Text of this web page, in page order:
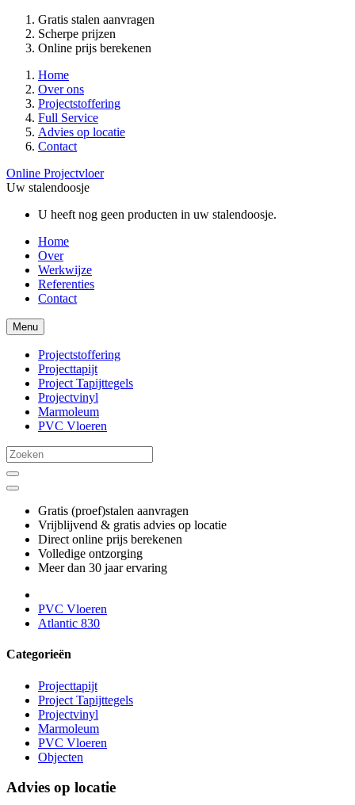
Gratis stalen aanvragen
Scherpe prijzen
Online prijs berekenen
Home
Over ons
Projectstoffering
Full Service
Advies op locatie
Contact
Online Projectvloer
Uw stalendoosje
U heeft nog geen producten in uw stalendoosje.
Home
Over
Werkwijze
Referenties
Contact
Menu
Projectstoffering
Projecttapijt
Project Tapijttegels
Projectvinyl
Marmoleum
PVC Vloeren
Gratis (proef)stalen aanvragen
Vrijblijvend & gratis advies op locatie
Direct online prijs berekenen
Volledige ontzorging
Meer dan 30 jaar ervaring
PVC Vloeren
Atlantic 830
Categorieën
Projecttapijt
Project Tapijttegels
Projectvinyl
Marmoleum
PVC Vloeren
Objecten
Advies op locatie